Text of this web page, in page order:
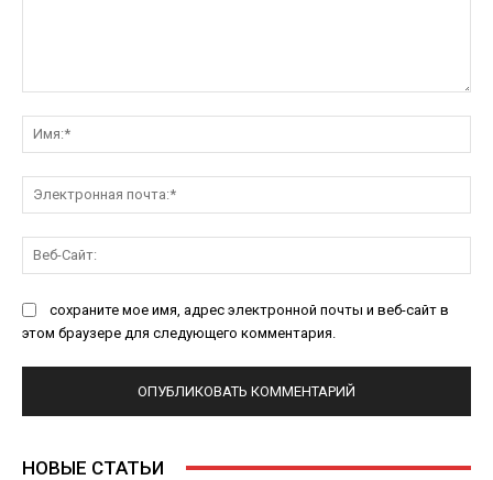
сохраните мое имя, адрес электронной почты и веб-сайт в
этом браузере для следующего комментария.
НОВЫЕ СТАТЬИ